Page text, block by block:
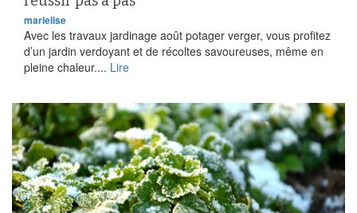
marielise
Avec les travaux jardinage août potager verger, vous profitez
d’un jardin verdoyant et de récoltes savoureuses, même en
pleine chaleur.... Lire